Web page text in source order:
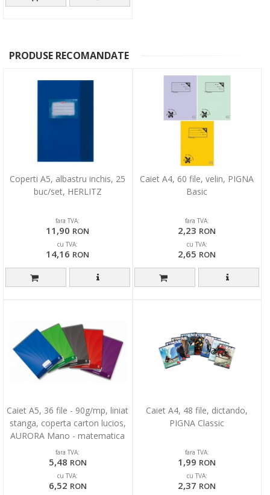
PRODUSE RECOMANDATE
Coperti A5, albastru inchis, 25
buc/set, HERLITZ
fara TVA:
11,90 RON
cu TVA:
14,16 RON
Caiet A4, 60 file, velin, PIGNA
Basic
fara TVA:
2,23 RON
cu TVA:
2,65 RON
Caiet A5, 36 file - 90g/mp, liniat
stanga, coperta carton lucios,
AURORA Mano - matematica
fara TVA:
5,48 RON
cu TVA:
6,52 RON
Caiet A4, 48 file, dictando,
PIGNA Classic
fara TVA:
1,99 RON
cu TVA:
2,37 RON